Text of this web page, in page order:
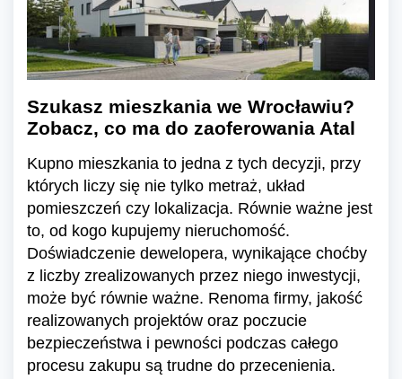
Szukasz mieszkania we Wrocławiu?
Zobacz, co ma do zaoferowania Atal
Kupno mieszkania to jedna z tych decyzji, przy
których liczy się nie tylko metraż, układ
pomieszczeń czy lokalizacja. Równie ważne jest
to, od kogo kupujemy nieruchomość.
Doświadczenie dewelopera, wynikające choćby
z liczby zrealizowanych przez niego inwestycji,
może być równie ważne. Renoma firmy, jakość
realizowanych projektów oraz poczucie
bezpieczeństwa i pewności podczas całego
procesu zakupu są trudne do przecenienia.